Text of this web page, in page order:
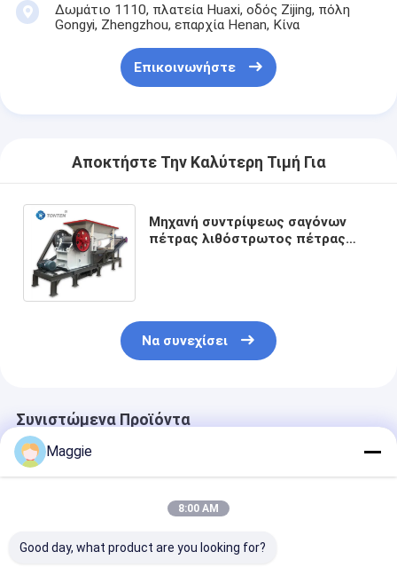
Δωμάτιο 1110, πλατεία Huaxi, οδός Zijing, πόλη
Gongyi, Zhengzhou, επαρχία Henan, Κίνα
Επικοινωνήστε
Αποκτήστε Την Καλύτερη Τιμή Για
Μηχανή συντρίψεως σαγόνων
πέτρας λιθόστρωτος πέτρας
Να συνεχίσει
Συνιστώμενα Προϊόντα
Αρχική Σελίδα Περίπου εμείς
Desktop Site
Πολιτική μυστικότητας
All Rights Reserved.
Maggie
8:00 AM
Good day, what product are you looking for?